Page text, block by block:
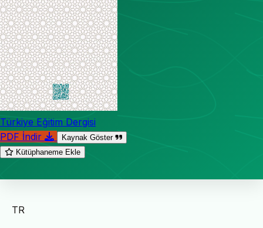
Türkiye Eğitim Dergisi
PDF İndir
Kaynak Göster
Kütüphaneme Ekle
TR